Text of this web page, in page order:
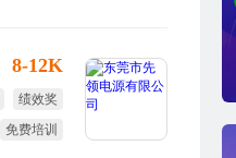
8-12K
绩效奖
免费培训